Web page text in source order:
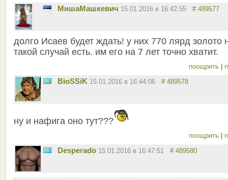
MишаМашкевич 15.01.2016 в 16:42:55 # 489577
долго Исаев будет ждать! у них 770 лярд золото
такой случай есть. им его на 7 лет точно хватит.
поощрить |
BioSSiK 15.01.2016 в 16:44:06 # 489578
ну и нафига оно тут???
поощрить |
Desperado 15.01.2016 в 16:47:51 # 489580